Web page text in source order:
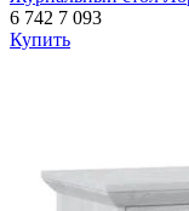
6 742 7 093
Купить